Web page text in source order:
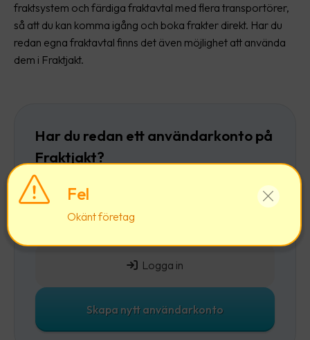
Fel
Okänt företag
fraktsystem och färdiga fraktavtal med flera transportörer,
så att du kan komma igång och boka frakter direkt. Har du
redan egna fraktavtal finns det även möjlighet att använda
dem i Fraktjakt.
Har du redan ett användarkonto på
Fraktjakt?
Då rekommenderar vi att du först
och
sedan lägger till ett företag till ditt befintliga
användarkonto.
Logga in
Skapa nytt användarkonto